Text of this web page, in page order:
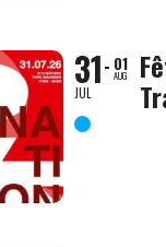
31
JUL
01
AUG